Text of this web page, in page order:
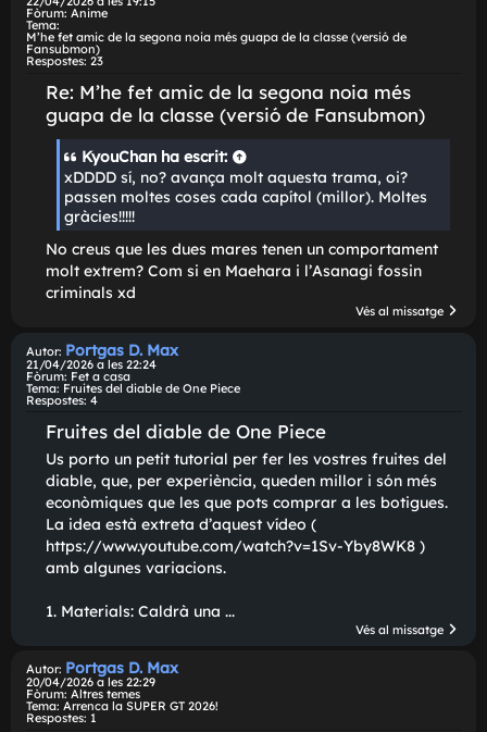
Autor:Portgas D. Max
Fòrum: Anime
Tema:
M'he fet amic de la segona noia més guapa de la classe (versió de
Fansubmon)
Respostes:
Re: M'he fet amic de la segona noia més
guapa de la classe (versió de Fansubmon)
KyouChanha escrit:
xDDDD sí, no? avança molt aquesta trama, oi?
passen moltes coses cada capítol (millor). Moltes
No creus que les dues mares tenen un comportament
molt extrem? Com si en Maehara i l'Asanagi fossin
criminals xd
Autor:Portgas D. Max
21/04/2026 a les 22:24
Fòrum:Fet a casa
Tema:Fruites del diable de One Piece
Respostes:4
Fruites del diable de One Piece
Us porto un petit tutorial per fer les vostres fruites
diable, que, per experiència, queden millor i són més
econòmiques que les que pots comprar a les
La idea està extreta d'aquest vídeo (
https://www.youtube.com/watch?v=1Sv-Yby8WK8 )
amb algunes variacions.